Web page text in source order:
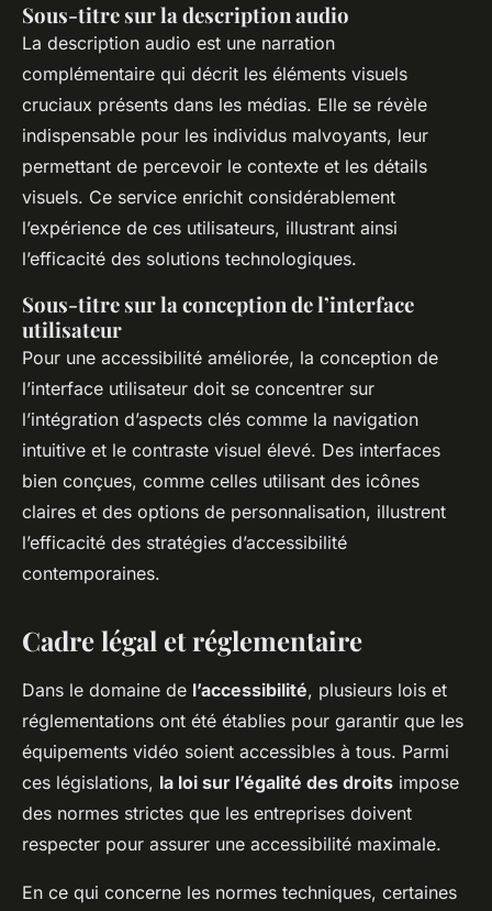
Sous-titre sur la description audio
La description audio est une narration
complémentaire qui décrit les éléments visuels
cruciaux présents dans les médias. Elle se révèle
indispensable pour les individus malvoyants, leur
permettant de percevoir le contexte et les détails
visuels. Ce service enrichit considérablement
l’expérience de ces utilisateurs, illustrant ainsi
l’efficacité des solutions technologiques.
Sous-titre sur la conception de l’interface
utilisateur
Pour une accessibilité améliorée, la conception de
l’interface utilisateur doit se concentrer sur
l’intégration d’aspects clés comme la navigation
intuitive et le contraste visuel élevé. Des interfaces
bien conçues, comme celles utilisant des icônes
claires et des options de personnalisation, illustrent
l’efficacité des stratégies d’accessibilité
contemporaines.
Cadre légal et réglementaire
Dans le domaine de l’accessibilité, plusieurs lois et
réglementations ont été établies pour garantir que les
équipements vidéo soient accessibles à tous. Parmi
ces législations, la loi sur l’égalité des droits impose
des normes strictes que les entreprises doivent
respecter pour assurer une accessibilité maximale.
En ce qui concerne les normes techniques, certaines